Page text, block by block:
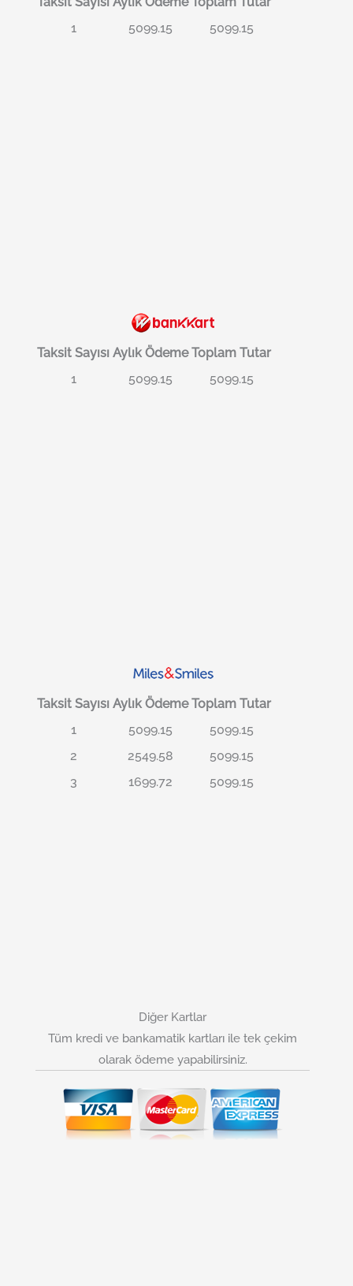
1
5099.15 5099.15
Taksit Sayısı Aylık Ödeme Toplam Tutar
1
5099.15 5099.15
Taksit Sayısı Aylık Ödeme Toplam Tutar
1
5099.15
5099.15
2
2549.58
5099.15
3
1699.72 5099.15
Diğer Kartlar
Tüm kredi ve bankamatik kartları ile tek çekim
olarak ödeme yapabilirsiniz.